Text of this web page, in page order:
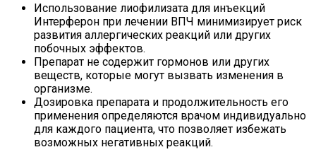
Использование лиофилизата для инъекций
Интерферон при лечении ВПЧ минимизирует риск
развития аллергических реакций или других
побочных эффектов.
Препарат не содержит гормонов или других
веществ, которые могут вызвать изменения в
организме.
Дозировка препарата и продолжительность его
применения определяются врачом индивидуально
для каждого пациента, что позволяет избежать
возможных негативных реакций.